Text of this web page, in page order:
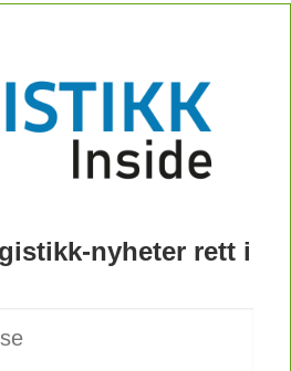
nyheter rett i